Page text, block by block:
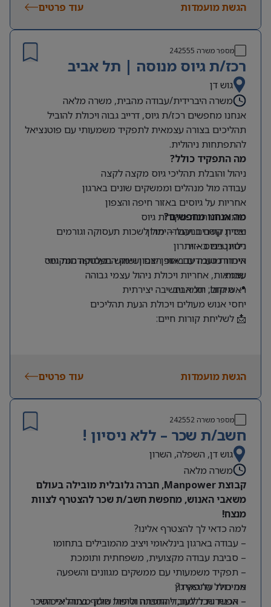
הגשת מועמדות עוד פרטים
מספר משרה 242555
רכז/ת גיוס מנוסה | תל אביב
גוש דן
משרה היברידית/עבודה מהבית, משרה מלאה
אנחנו מחפשים רכז/ת גיוס, דרייב גבוה ויכולת להוביל
תהליכים בצורה עצמאית לתפקיד משמעותי עם פוטנציאל
להתפתחות ניהולית.
מה התפקיד כולל?
ניהול והובלת תהליכי גיוס מקצה לקצה
עבודה מול מנהלים וממשקים שונים בארגון
אחריות על גיוסים באזור חיפה והצפון
פיתוח והרחבת מקורות גיוס
יצירת קשרים ועבודה מול לשכות תעסוקה וגורמים
רלוונטיים באזור
איתור מועמדים באופן יזום ושימוש בפלטפורמות גיוס
שונות
מה אנחנו מחפשים?
ניסיון קודם בניהול – יתרון
ניסיון בגיוס – יתרון
היכרות טובה עם אזור הצפון ושוק התעסוקה המקומי
עצמאות, אחריות ויכולת ניהול עצמי גבוהה
ראש גדול, יוזמה וחשיבה יצירתית
יחסי אנוש מעולים ויכולת הנעת תהליכים
📍 מיקום: תל אביב
📩 לשליחת קורות חיים:
הגשת מועמדות עוד פרטים
מספר משרה 242552
חשב/ת שכר – ללא ניסיון !
גוש דן, השפלה, השרון
משרה מלאה
קבוצת Manpower, חברה גלובלית מובילה בעולם
משאבי האנוש, מחפשת חשב/ת שכר להצטרף לצוות
מנצח!
למה כדאי לך להצטרף אלינו?
– עבודה בארגון בינלאומי ויציב מהמובילים בתחומו
– סביבת עבודה מקצועית, משפחתית ותומכת
– תפקיד משמעותי עם ממשקים מגוונים והשפעה
אמיתית על הארגון
– אפשרות ללמוד, להתפתח ולהיות חלק מצוות איכותי
מה כולל התפקיד?
– הכנת שכר לעובדי החברה וטיפול שוטף בתהליכי השכר